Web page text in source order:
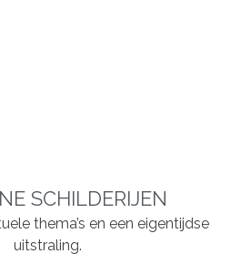
SCHILDERIJEN
thema’s en een eigentijdse
uitstraling.